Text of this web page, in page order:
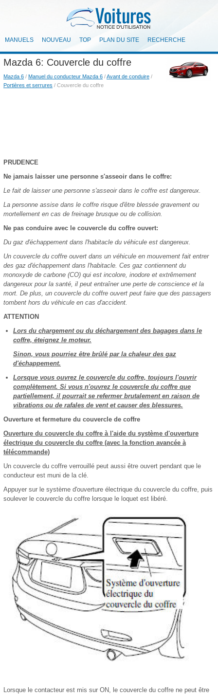
MANUELS NOUVEAU TOP PLAN DU SITE RECHERCHE
Mazda 6: Couvercle du coffre
Mazda 6 / Manuel du conducteur Mazda 6 /Avant de conduire /
Portières et serrures / Couvercle du coffre
PRUDENCE
Ne jamais laisser une personne s'asseoir dans le coffre:
Le fait de laisser une personne s'asseoir dans le coffre est dangereux.
La personne assise dans le coffre risque d'être blessée gravement ou
mortellement en cas de freinage brusque ou de collision.
Ne pas conduire avec le couvercle du coffre ouvert:
Du gaz d'échappement dans l'habitacle du véhicule est dangereux.
Un couvercle du coffre ouvert dans un véhicule en mouvement fait entrer
des gaz d'échappement dans l'habitacle. Ces gaz contiennent du
monoxyde de carbone (CO) qui est incolore, inodore et extrêmement
dangereux pour la santé, il peut entraîner une perte de conscience et la
mort. De plus, un couvercle du coffre ouvert peut faire que des passagers
tombent hors du véhicule en cas d'accident.
ATTENTION
Lors du chargement ou du déchargement des bagages dans le
coffre, éteignez le moteur.
Sinon, vous pourriez être brûlé par la chaleur des gaz
d'échappement.
Lorsque vous ouvrez le couvercle du coffre, toujours l'ouvrir
complètement. Si vous n'ouvrez le couvercle du coffre que
partiellement, il pourrait se refermer brutalement en raison de
vibrations ou de rafales de vent et causer des blessures.
Ouverture et fermeture du couvercle de coffre
Ouverture du couvercle du coffre à l'aide du système d'ouverture
électrique du couvercle du coffre (avec la fonction avancée à
télécommande)
Un couvercle du coffre verrouillé peut aussi être ouvert pendant que le
conducteur est muni de la clé.
Appuyer sur le système d'ouverture électrique du couvercle du coffre, puis
soulever le couvercle du coffre lorsque le loquet est libéré.
Lorsque le contacteur est mis sur ON, le couvercle du coffre ne peut être